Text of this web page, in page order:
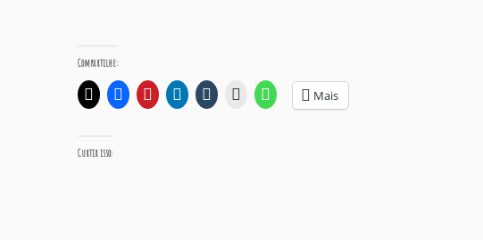
Compartilhe:
Mais
Curtir isso: